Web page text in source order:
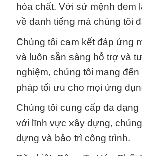
hóa chất. Với sứ mệnh đem
về danh tiếng mà chúng tôi
Chúng tôi cam kết đáp ứng
và luôn sẵn sàng hỗ trợ và
nghiệm, chúng tôi mang
pháp tối ưu cho mọi ứng
Chúng tôi cung cấp đa
với lĩnh vực xây dựng,
dựng và bảo trì công trình.